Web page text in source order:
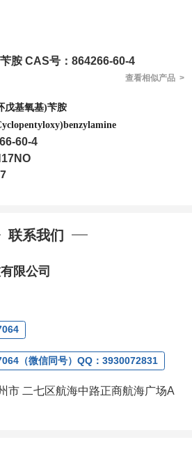
胺 CAS号：864266-60-4
查看相似产品 >
戊基氧基)苄胺
60-4
;100Mg;250Mg ;500Mg
研单位先发货和
剂,欢迎前来询购
13393727064
欢迎致电
联系我们
限公司
（微信同号）QQ：3930072831
市 二七区航海中路正商航海广场A